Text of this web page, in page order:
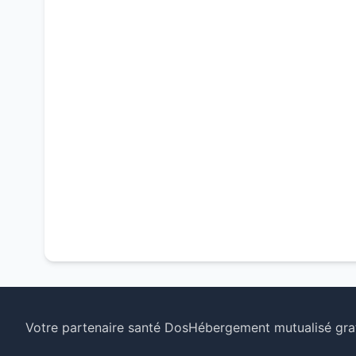
Votre partenaire santé DosHébergement mutualisé